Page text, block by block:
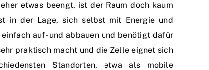
etwas beengt, ist der Raum doch kaum
in der Lage, sich selbst mit Energie und
einfach auf- und abbauen und benötigt dafür
praktisch macht und die Zelle eignet sich
Standorten, etwa als mobile